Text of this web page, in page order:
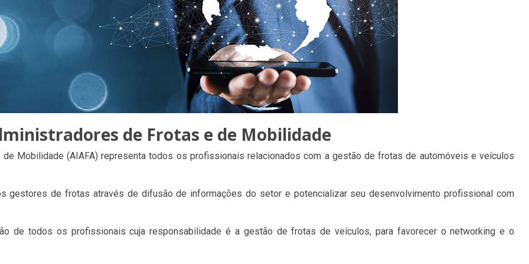
de Frotas e de Mobilidade
Mobilidade (AIAFA) representa todos os profissionais relacionados com a gestão de frotas de automóveis e veículos
gestores de frotas através de difusão de informações do setor e potencializar seu desenvolvimento profissional com
de todos os profissionais cuja responsabilidade é a gestão de frotas de veículos, para favorecer o networking e o